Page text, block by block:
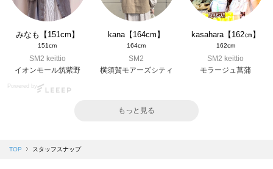
みなも【151cm】
151cm
SM2 keittio
イオンモール筑紫野
kana【164cm】
164cm
SM2
横須賀モアーズシティ
kasahara【162㎝】
162cm
SM2 keittio
モラージュ菖蒲
Powered by
もっと見る
TOP スタッフスナップ